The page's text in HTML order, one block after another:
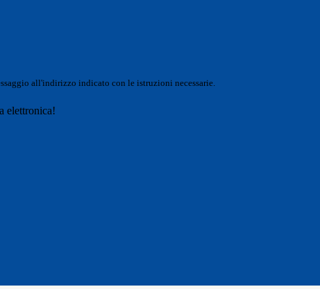
all'indirizzo indicato con le istruzioni necessarie.
elettronica!